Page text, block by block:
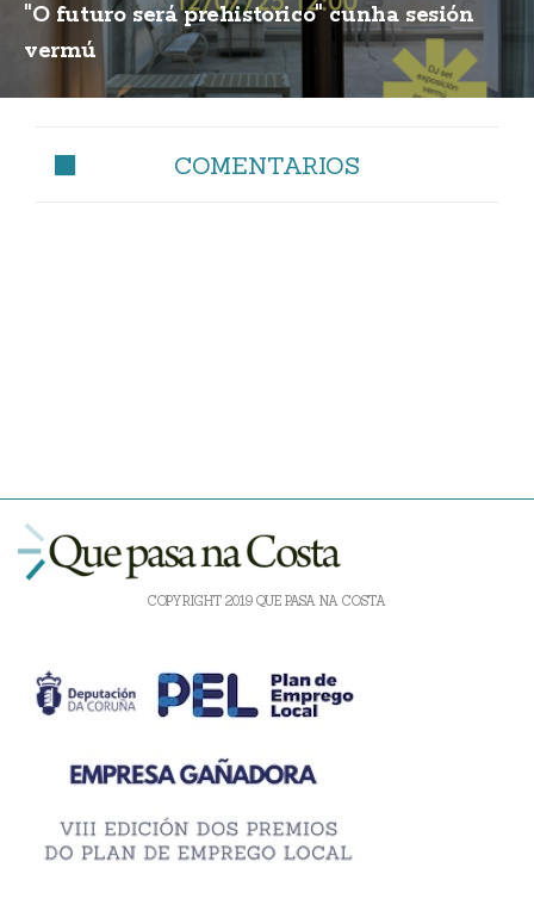
"O futuro será prehistorico" cunha sesión
vermú
COMENTARIOS
COPYRIGHT 2019 QUE PASA NA COSTA